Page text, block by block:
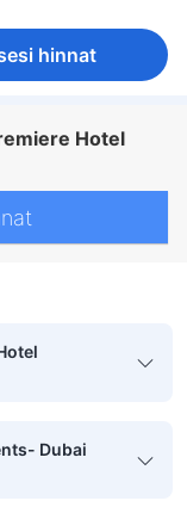
hinnat
Hotel
Dubai